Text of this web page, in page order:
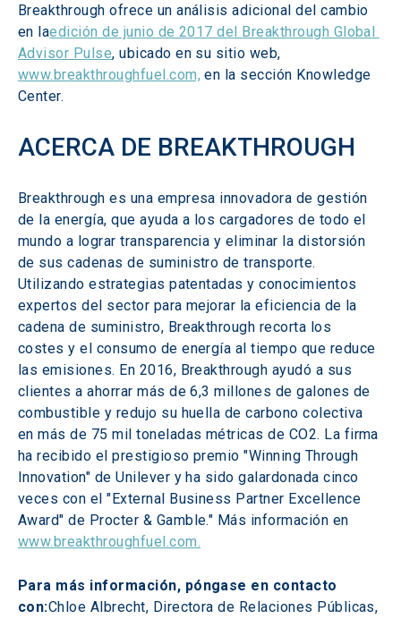
Breakthrough ofrece un análisis adicional del cambio
en laedición de junio de 2017 del Breakthrough Global
Advisor Pulse, ubicado en su sitio web,
www.breakthroughfuel.com, en la sección Knowledge
Center.
ACERCA DE BREAKTHROUGH
Breakthrough es una empresa innovadora de gestión
de la energía, que ayuda a los cargadores de todo el
mundo a lograr transparencia y eliminar la distorsión
de sus cadenas de suministro de transporte.
Utilizando estrategias patentadas y conocimientos
expertos del sector para mejorar la eficiencia de la
cadena de suministro, Breakthrough recorta los
costes y el consumo de energía al tiempo que reduce
las emisiones. En 2016, Breakthrough ayudó a sus
clientes a ahorrar más de 6,3 millones de galones de
combustible y redujo su huella de carbono colectiva
en más de 75 mil toneladas métricas de CO2. La firma
ha recibido el prestigioso premio "Winning Through
Innovation" de Unilever y ha sido galardonada cinco
veces con el "External Business Partner Excellence
Award" de Procter & Gamble." Más información en
www.breakthroughfuel.com.
Para más información, póngase en contacto
con:Chloe Albrecht, Directora de Relaciones Públicas,